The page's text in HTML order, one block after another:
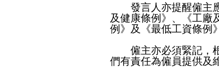
發言人亦提醒僱主應
及健康條例》、《工廠
例》及《最低工資條例
僱主亦必須緊記，根
們有責任為僱員提供及